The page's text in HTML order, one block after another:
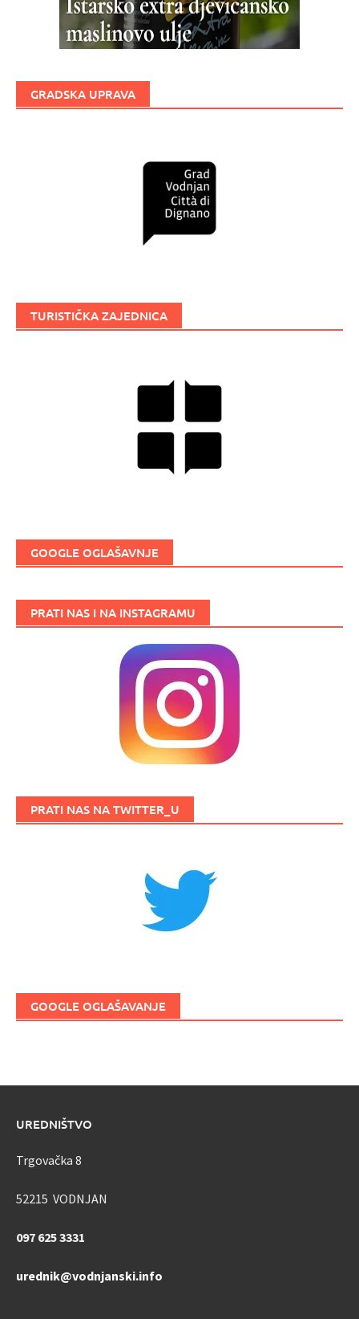
GRADSKA UPRAVA
TURISTIČKA ZAJEDNICA
GOOGLE OGLAŠAVNJE
PRATI NAS I NA INSTAGRAMU
PRATI NAS NA TWITTER_U
GOOGLE OGLAŠAVANJE
UREDNIŠTVO
Trgovačka 8
52215 VODNJAN
097 625 3331
urednik@vodnjanski.info